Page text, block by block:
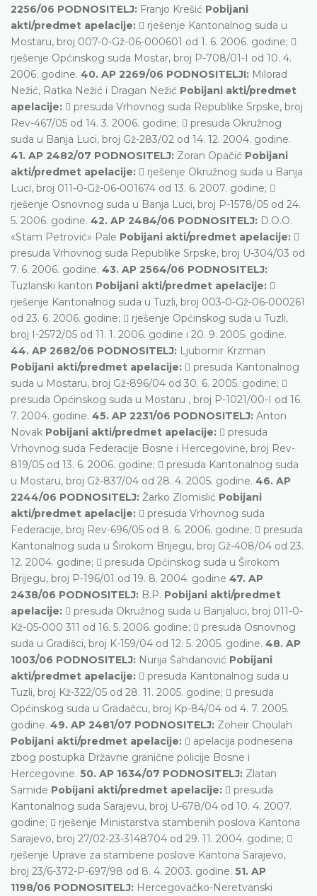
2256/06 PODNOSITELJ: Franjo Krešić Pobijani
akti/predmet apelacije:  rješenje Kantonalnog suda u
Mostaru, broj 007-0-Gž-06-000601 od 1. 6. 2006. godine; 
rješenje Općinskog suda Mostar, broj P-708/01-I od 10. 4.
2006. godine. 40. AP 2269/06 PODNOSITELJI: Milorad
Nežić, Ratka Nežić i Dragan Nežić Pobijani akti/predmet
apelacije:  presuda Vrhovnog suda Republike Srpske, broj
Rev-467/05 od 14. 3. 2006. godine;  presuda Okružnog
suda u Banja Luci, broj Gž-283/02 od 14. 12. 2004. godine.
41. AP 2482/07 PODNOSITELJ: Zoran Opačić Pobijani
akti/predmet apelacije:  rješenje Okružnog suda u Banja
Luci, broj 011-0-Gž-06-001674 od 13. 6. 2007. godine; 
rješenje Osnovnog suda u Banja Luci, broj P-1578/05 od 24.
5. 2006. godine. 42. AP 2484/06 PODNOSITELJ: D.O.O.
«Stam Petrović» Pale Pobijani akti/predmet apelacije: 
presuda Vrhovnog suda Republike Srpske, broj U-304/03 od
7. 6. 2006. godine. 43. AP 2564/06 PODNOSITELJ:
Tuzlanski kanton Pobijani akti/predmet apelacije: 
rješenje Kantonalnog suda u Tuzli, broj 003-0-Gž-06-000261
od 23. 6. 2006. godine;  rješenje Općinskog suda u Tuzli,
broj I-2572/05 od 11. 1. 2006. godine i 20. 9. 2005. godine.
44. AP 2682/06 PODNOSITELJ: Ljubomir Krzman
Pobijani akti/predmet apelacije:  presuda Kantonalnog
suda u Mostaru, broj Gž-896/04 od 30. 6. 2005. godine; 
presuda Općinskog suda u Mostaru , broj P-1021/00-I od 16.
7. 2004. godine. 45. AP 2231/06 PODNOSITELJ: Anton
Novak Pobijani akti/predmet apelacije:  presuda
Vrhovnog suda Federacije Bosne i Hercegovine, broj Rev-
819/05 od 13. 6. 2006. godine;  presuda Kantonalnog suda
u Mostaru, broj Gž-837/04 od 28. 4. 2005. godine. 46. AP
2244/06 PODNOSITELJ: Žarko Zlomislić Pobijani
akti/predmet apelacije:  presuda Vrhovnog suda
Federacije, broj Rev-696/05 od 8. 6. 2006. godine;  presuda
Kantonalnog suda u Širokom Brijegu, broj Gž-408/04 od 23.
12. 2004. godine;  presuda Općinskog suda u Širokom
Brijegu, broj P-196/01 od 19. 8. 2004. godine 47. AP
2438/06 PODNOSITELJ: B.P. Pobijani akti/predmet
apelacije:  presuda Okružnog suda u Banjaluci, broj 011-0-
Kž-05-000 311 od 16. 5. 2006. godine;  presuda Osnovnog
suda u Gradišci, broj K-159/04 od 12. 5. 2005. godine. 48. AP
1003/06 PODNOSITELJ: Nurija Šahdanović Pobijani
akti/predmet apelacije:  presuda Kantonalnog suda u
Tuzli, broj Kž-322/05 od 28. 11. 2005. godine;  presuda
Općinskog suda u Gradačcu, broj Kp-84/04 od 4. 7. 2005.
godine. 49. AP 2481/07 PODNOSITELJ: Zoheir Choulah
Pobijani akti/predmet apelacije:  apelacija podnesena
zbog postupka Državne granične policije Bosne i
Hercegovine. 50. AP 1634/07 PODNOSITELJ: Zlatan
Samide Pobijani akti/predmet apelacije:  presuda
Kantonalnog suda Sarajevu, broj U-678/04 od 10. 4. 2007.
godine;  rješenje Ministarstva stambenih poslova Kantona
Sarajevo, broj 27/02-23-3148704 od 29. 11. 2004. godine; 
rješenje Uprave za stambene poslove Kantona Sarajevo,
broj 23/6-372-P-697/98 od 8. 4. 2003. godine. 51. AP
1198/06 PODNOSITELJ: Hercegovačko-Neretvanski